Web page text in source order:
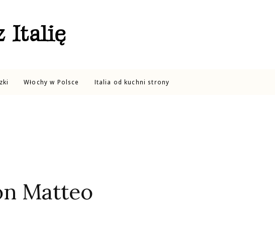
Italię
Włochy w Polsce Italia od kuchni strony
Matteo